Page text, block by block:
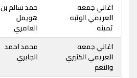
اغاني جمعه
العريمي الوثبه
ثمينه
حمد سالم بن
هويمل
العامري
اغاني جمعه
العريمي الكثيري
والنعم
محمد احمد
الجابري